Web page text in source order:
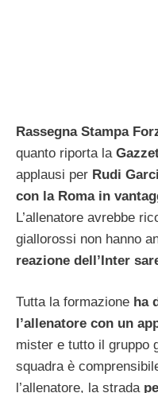
Rassegna Stampa
quanto riporta la
applausi per Rudi
con la Roma in
L’allenatore avrebbe
giallorossi non hanno
reazione dell’Inter
Tutta la formazione ha
l’allenatore con un
mister e tutto il gruppo
squadra è
l’allenatore, la strada